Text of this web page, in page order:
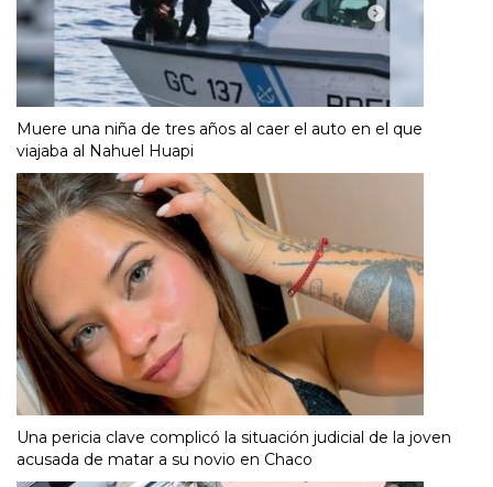
Muere una niña de tres años al caer el auto en el que
viajaba al Nahuel Huapi
Una pericia clave complicó la situación judicial de la joven
acusada de matar a su novio en Chaco